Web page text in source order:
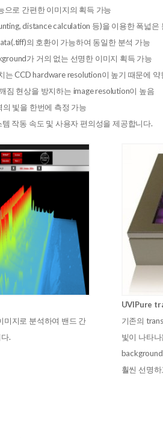
로 간편한 이미지의 획득 가능
distance calculation 등)을 이용한 폭넓은
의 호환이 가능하여 동일한 분석 가능
가 거의 없는 선명한 이미지 획득 가능
는 CCD hardware resolution이 높기 때문에
짐 현상을 방지하는 image resolution이 높음
빛을 한번에 측정 가능
작동 속도 및 사용자 편의성을 제공합니다.
미지로 분석하여 밴드 간
.
​UVIPure
기존의
빛이 나타
훨씬 선명